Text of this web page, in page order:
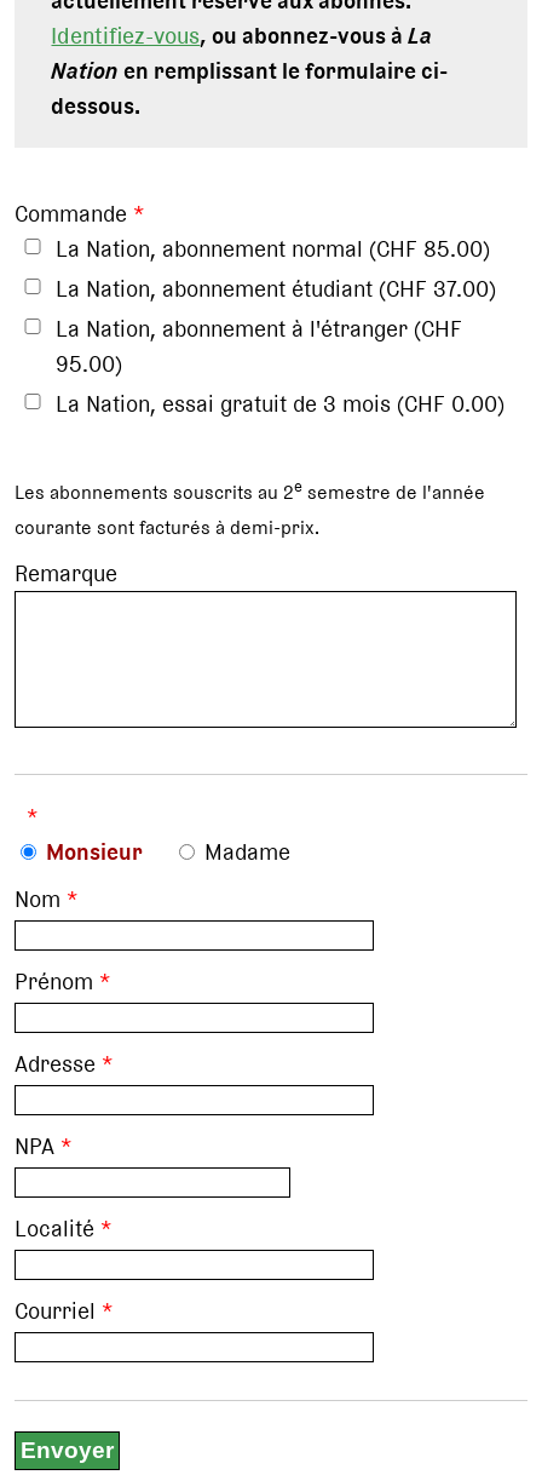
Identifiez-vous, ou abonnez-vous àLa
Nationen remplissant le formulaire ci-
dessous.
Commande *
La Nation, abonnement normal (CHF 85.00)
La Nation, abonnement étudiant (CHF 37.00)
La Nation, abonnement à l'étranger (CHF
95.00)
La Nation, essai gratuit de 3 mois (CHF 0.00)
Les abonnements souscrits au 2e semestre de l'année
courante sont facturés à demi-prix.
Remarque
*
Monsieur
Madame
Nom *
Prénom *
Adresse *
NPA *
Localité *
Courriel *